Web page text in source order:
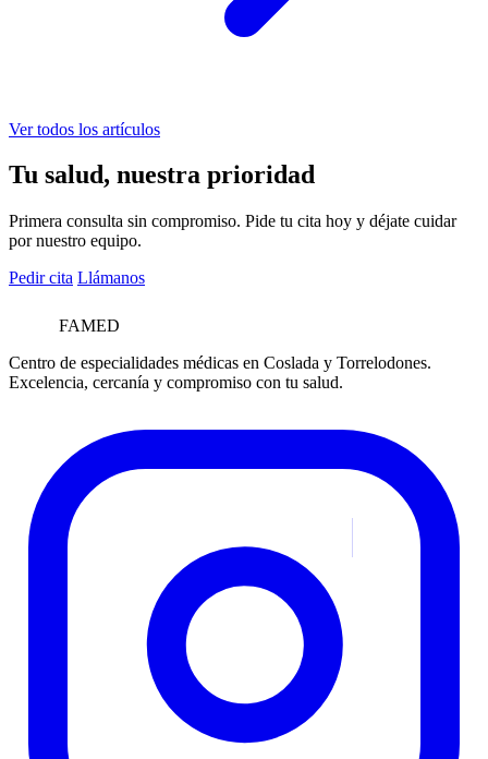
Ver todos los artículos
Tu salud, nuestra prioridad
Primera consulta sin compromiso. Pide tu cita hoy y déjate cuidar
por nuestro equipo.
Pedir cita Llámanos
FAMED
Centro de especialidades médicas en Coslada y Torrelodones.
Excelencia, cercanía y compromiso con tu salud.